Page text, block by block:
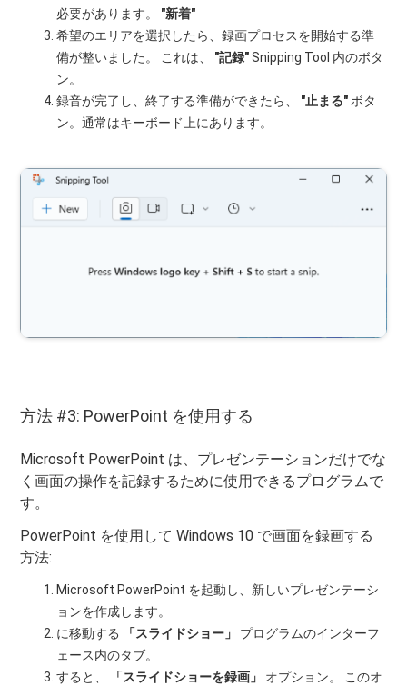
必要があります。 "新着"
希望のエリアを選択したら、録画プロセスを開始する準
備が整いました。 これは、 "記録"Snipping Tool 内のボタ
ン。
録音が完了し、終了する準備ができたら、 "止まる" ボタ
ン。通常はキーボード上にあります。
方法 #3: PowerPoint を使用する
Microsoft PowerPoint は、プレゼンテーションだけでな
く画面の操作を記録するために使用できるプログラムで
す。
PowerPoint を使用して Windows 10 で画面を録画する
方法:
Microsoft PowerPoint を起動し、新しいプレゼンテーシ
ョンを作成します。
に移動する
「スライドショー」
プログラムのインターフ
ェース内のタブ。
すると、
「スライドショーを録画」
オプション。 このオ